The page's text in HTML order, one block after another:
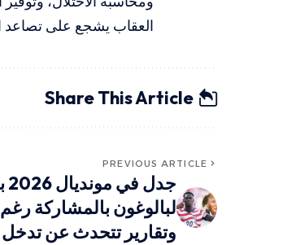
العقاب يشجع على تصاعد
Share This Article
PREVIOUS ARTICLE
لبالوغون بالمشاركة
وتقارير تتحدث عن